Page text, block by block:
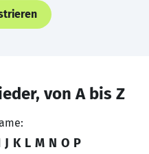
von A bis Z
J K L M N O P